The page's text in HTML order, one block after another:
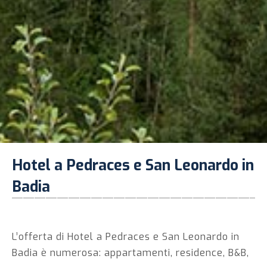
Hotel a Pedraces e San Leonardo in
Badia
L’offerta di Hotel a Pedraces e San Leonardo in
Badia è numerosa: appartamenti, residence, B&B,